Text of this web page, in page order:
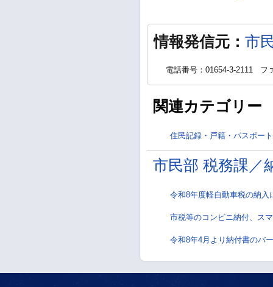
情報発信元： 市
電話番号：01654-3-2111 フ
関連カテゴリー
住民記録・戸籍・パスポー
市民部 税務課／
令和8年度軽自動車税の納入
市税等のコンビニ納付、ス
令和8年4月より納付書のバ